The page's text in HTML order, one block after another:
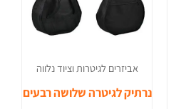
אביזרים לגיטרות וציוד נלווה
נרתיק לגיטרה שלושה רבעים